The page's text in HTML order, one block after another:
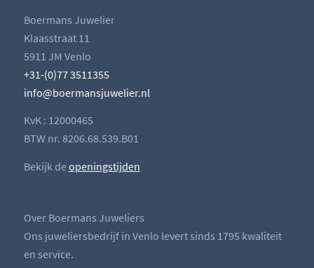
Boermans Juwelier
Klaasstraat 11
5911 JM Venlo
+31-(0)77 3511355
info@boermansjuwelier.nl
KvK : 12000465
BTW nr. 8206.68.539.B01
Bekijk deopeningstijden
Over Boermans Juweliers
Ons juweliersbedrijf in Venlo levert sinds 1795 kwaliteit
en service.